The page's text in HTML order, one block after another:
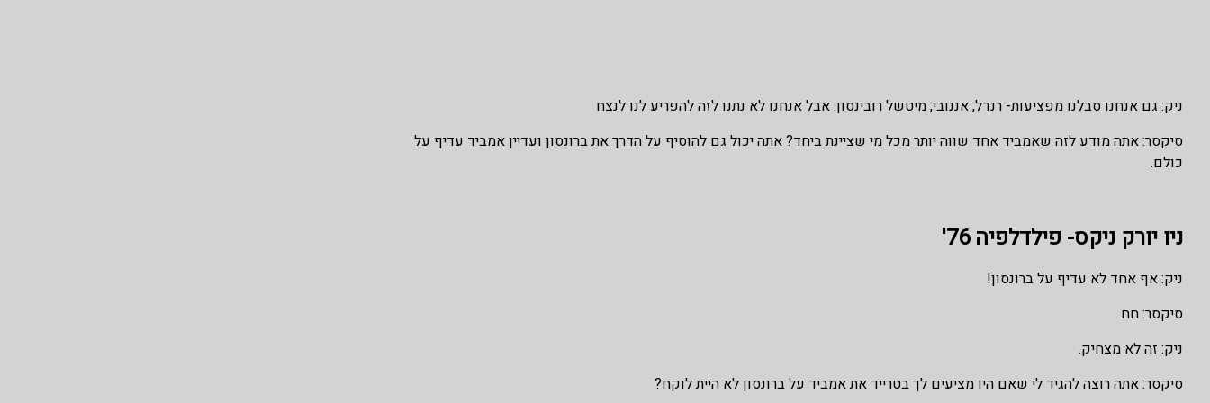
ניק: גם אנחנו סבלנו מפציעות- רנדל, אננובי, מיטשל רובינסון. אבל אנחנו לא נתנו לזה להפריע לנו לנצח
סיקסר: אתה מודע לזה שאמביד אחד שווה יותר מכל מי שציינת ביחד? אתה יכול גם להוסיף על הדרך את ברונסון ועדיין אמביד עדיף על
כולם.
ניו יורק ניקס- פילדלפיה 76'
ניק: אף אחד לא עדיף על ברונסון!
סיקסר: חח
ניק: זה לא מצחיק.
סיקסר: אתה רוצה להגיד לי שאם היו מציעים לך בטרייד את אמביד על ברונסון לא היית לוקח?